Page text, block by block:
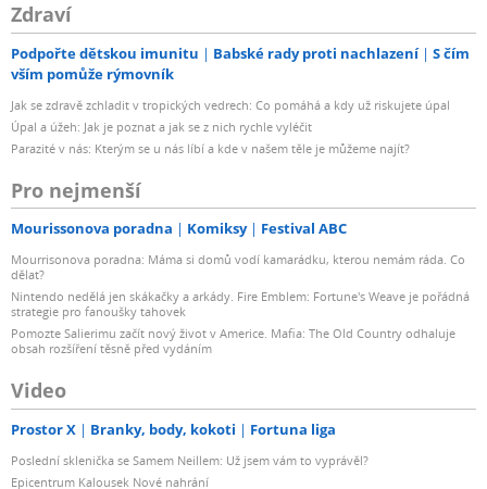
Zdraví
Podpořte dětskou imunitu Babské rady proti nachlazení
S čím
vším pomůže rýmovník
Jak se zdravě zchladit v tropických vedrech: Co pomáhá a kdy už riskujete úpal
Úpal a úžeh: Jak je poznat a jak se z nich rychle vyléčit
Parazité v nás: Kterým se u nás líbí a kde v našem těle je můžeme najít?
Pro nejmenší
Mourissonova poradna Komiksy Festival ABC
Mourrisonova poradna: Máma si domů vodí kamarádku, kterou nemám ráda. Co
dělat?
Nintendo nedělá jen skákačky a arkády. Fire Emblem: Fortune's Weave je pořádná
strategie pro fanoušky tahovek
Pomozte Salierimu začít nový život v Americe. Mafia: The Old Country odhaluje
obsah rozšíření těsně před vydáním
Video
Prostor X Branky, body, kokoti Fortuna liga
Poslední sklenička se Samem Neillem: Už jsem vám to vyprávěl?
Epicentrum Kalousek Nové nahrání